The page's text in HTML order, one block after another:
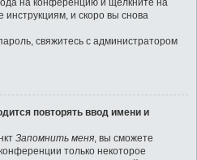
на конференцию и щёлкните на
инструкциям, и скоро вы снова
свяжитесь с администратором
повторять ввод имени и
Запомнить меня, вы сможете
только некоторое